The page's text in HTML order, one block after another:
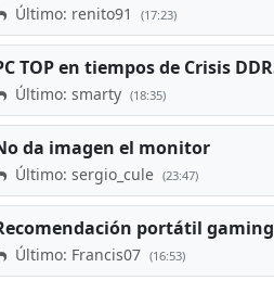
Último: renito91 (17:23)
Último: smarty (18:35)
da imagen el monitor
Último: sergio_cule (23:47)
portátil gaming
Último: Francis07 (16:53)